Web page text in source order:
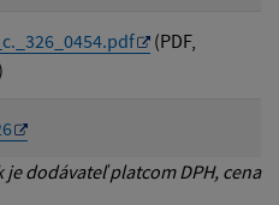
(PDF,
je dodávateľ platcom DPH, cena